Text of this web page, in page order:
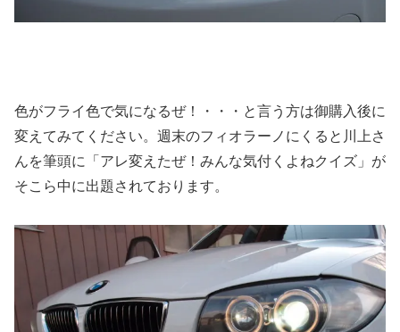
色がフライ色で気になるぜ！・・・と言う方は御購入後に
変えてみてください。週末のフィオラーノにくると川上さ
んを筆頭に「アレ変えたぜ！みんな気付くよねクイズ」が
そこら中に出題されております。